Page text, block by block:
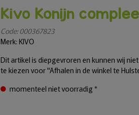
Kivo Konijn
Code: 000367823
Merk: KIVO
Dit artikel is diepgevroren en kunnen wij
te kiezen voor "Afhalen in de winkel te
momenteel niet voorradig *